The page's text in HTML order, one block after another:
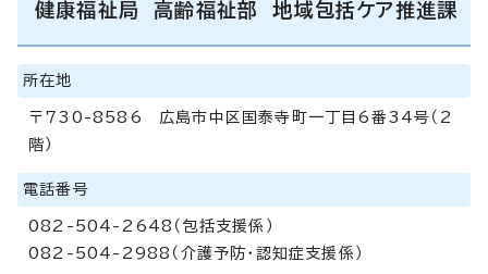
健康福祉局 高齢福祉部 地域包括ケア推進課
所在地
〒730-8586 広島市中区国泰寺町一丁目6番34号（2
階）
電話番号
082-504-2648（包括支援係）
082-504-2988（介護予防・認知症支援係）